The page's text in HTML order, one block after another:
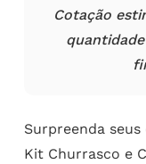
Cotação
Surpreenda
Kit Churrasco e